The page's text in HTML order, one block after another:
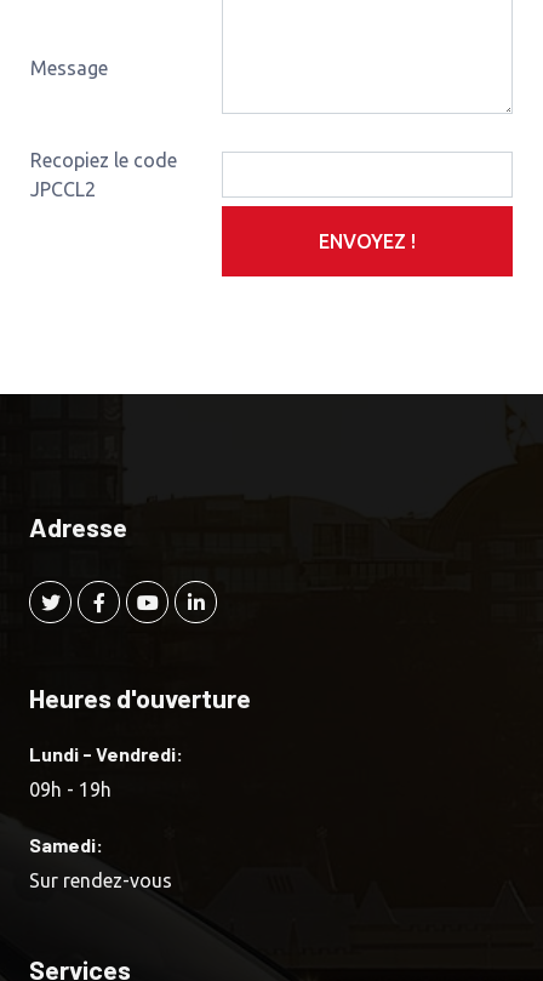
Message
Recopiez le code
JPCCL2
ENVOYEZ !
Adresse
Heures d'ouverture
Lundi - Vendredi:
09h - 19h
Samedi:
Sur rendez-vous
Services